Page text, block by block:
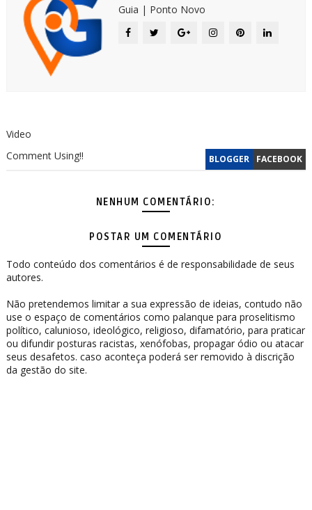
Guia | Ponto Novo
Video
BLOGGER FACEBOOK
Comment Using!!
NENHUM COMENTÁRIO:
POSTAR UM COMENTÁRIO
Todo conteúdo dos comentários é de responsabilidade de seus
autores.
Não pretendemos limitar a sua expressão de ideias, contudo não
use o espaço de comentários como palanque para proselitismo
político, calunioso, ideológico, religioso, difamatório, para praticar
ou difundir posturas racistas, xenófobas, propagar ódio ou atacar
seus desafetos. caso aconteça poderá ser removido à discrição
da gestão do site.